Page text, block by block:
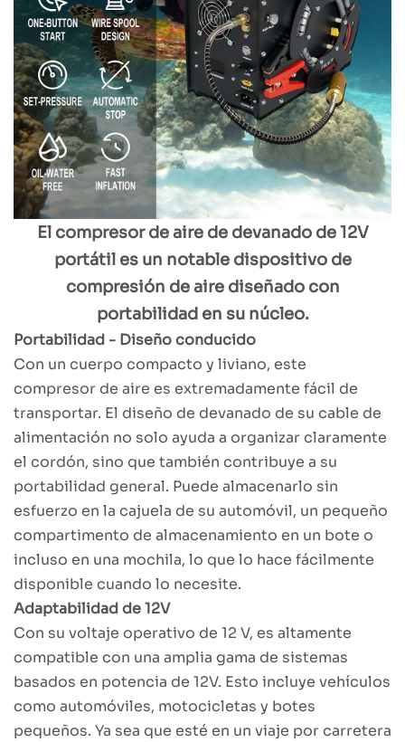
El compresor de aire de devanado de 12V
portátil es un notable dispositivo de
compresión de aire diseñado con
portabilidad en su núcleo.
Portabilidad - Diseño conducido
Con un cuerpo compacto y liviano, este
compresor de aire es extremadamente fácil de
transportar. El diseño de devanado de su cable de
alimentación no solo ayuda a organizar claramente
el cordón, sino que también contribuye a su
portabilidad general. Puede almacenarlo sin
esfuerzo en la cajuela de su automóvil, un pequeño
compartimento de almacenamiento en un bote o
incluso en una mochila, lo que lo hace fácilmente
disponible cuando lo necesite.
Adaptabilidad de 12V
Con su voltaje operativo de 12 V, es altamente
compatible con una amplia gama de sistemas
basados en potencia de 12V. Esto incluye vehículos
como automóviles, motocicletas y botes
pequeños. Ya sea que esté en un viaje por carretera